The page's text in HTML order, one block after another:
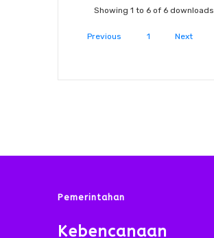
Showing 1 to 6 of 6 downloads
Previous 1 Next
Pemerintahan
Kebencanaan